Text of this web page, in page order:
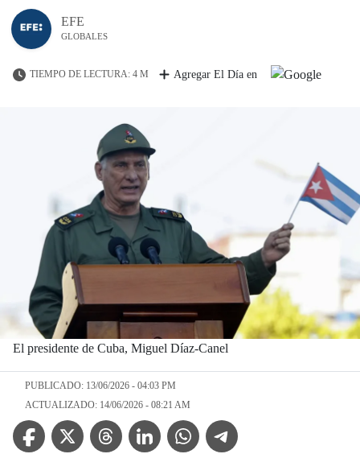
EFE
GLOBALES
TIEMPO DE LECTURA: 4 M Agregar El Día en
El presidente de Cuba, Miguel Díaz-Canel
PUBLICADO: 13/06/2026 - 04:03 PM
ACTUALIZADO: 14/06/2026 - 08:21 AM
Facebook IconTwitter IconThreads IconLinkedin IconWhatsApp IconTelegram Icon